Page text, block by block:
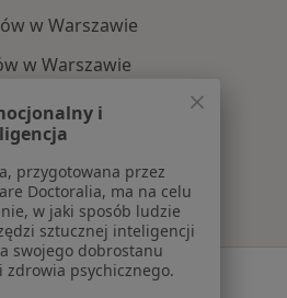
w Warszawie
w Warszawie
Najczęście leczone
Serwis
i
przygotowana przez
Doctoralia, ma na celu
w jaki sposób ludzie
sztucznej inteligencji
swojego dobrostanu
zdrowia psychicznego.